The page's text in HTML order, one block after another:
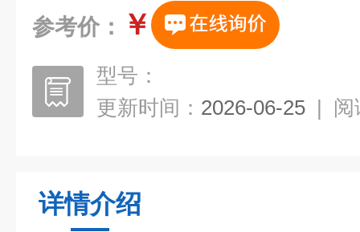
参考价： ￥
型号：
更新时间： 2026-06-25 | 阅
详情介绍